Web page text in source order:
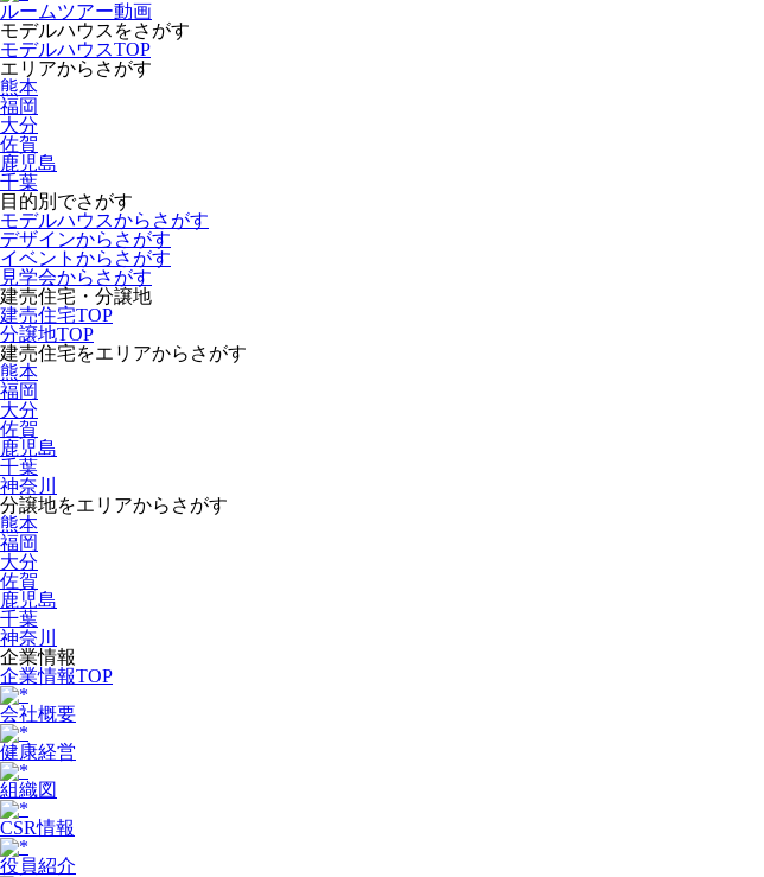
ルームツアー動画
モデルハウスをさがす
モデルハウスTOP
エリアからさがす
熊本
福岡
大分
佐賀
鹿児島
千葉
目的別でさがす
モデルハウスからさがす
デザインからさがす
イベントからさがす
見学会からさがす
建売住宅・分譲地
建売住宅TOP
分譲地TOP
建売住宅をエリアからさがす
熊本
福岡
大分
佐賀
鹿児島
千葉
神奈川
分譲地をエリアからさがす
熊本
福岡
大分
佐賀
鹿児島
千葉
神奈川
企業情報
企業情報TOP
会社概要
健康経営
組織図
CSR情報
役員紹介